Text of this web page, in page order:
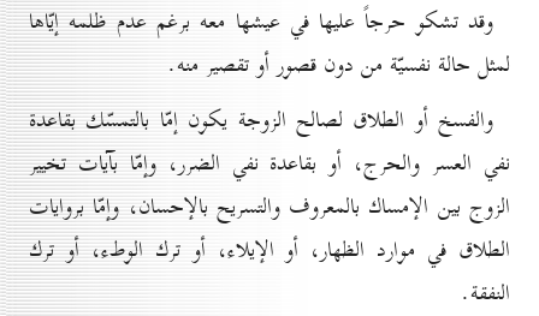
وقد تشكو حرجاً عليها في عيشها معه برغم عدم ظلمه إيّاها
لمثل حالة نفسيّة من دون قصور أو تقصير منه.
والفسخ أو الطلاق لصالح الزوجة يكون إمّا بالتمسّك بقاعدة
نفي العسر والحرج، أو بقاعدة نفي الضرر، وإمّا بآيات تخيير
الزوج بين الإمساك بالمعروف والتسريح بالإحسان، وإمّا بروايات
الطلاق في موارد الظهار، أو الإيلاء، أو ترك الوطء، أو ترك
النفقة.